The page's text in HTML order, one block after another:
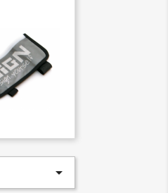
